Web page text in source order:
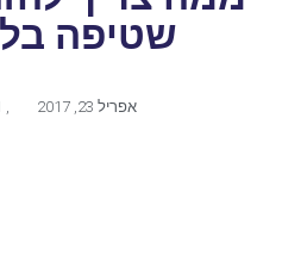
שטיפה
אפריל 23, 2017